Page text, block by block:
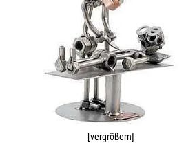
[vergrößern]